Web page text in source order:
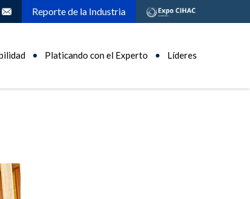
Reporte de la Industria
Platicando con el Experto Líderes